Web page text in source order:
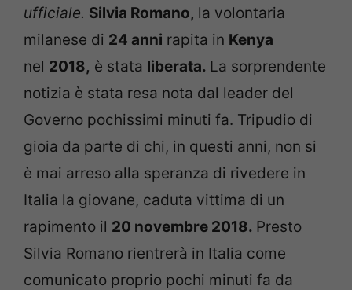
ufficiale. Silvia Romano, la volontaria
milanese di 24 anni rapita in Kenya
nel 2018, è stata liberata. La sorprendente
notizia è stata resa nota dal leader del
Governo pochissimi minuti fa. Tripudio di
gioia da parte di chi, in questi anni, non si
è mai arreso alla speranza di rivedere in
Italia la giovane, caduta vittima di un
rapimento il 20 novembre 2018. Presto
Silvia Romano rientrerà in Italia come
comunicato proprio pochi minuti fa da